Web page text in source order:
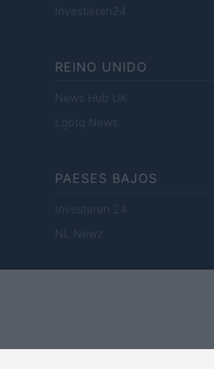
Investieren24
REINO UNIDO
News Hub UK
Lgbtq News
PAESES BAJOS
Investeren 24
NL Newz